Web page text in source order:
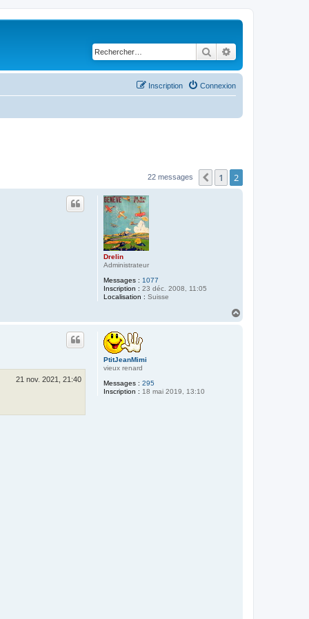
Rechercher
Connexion
Inscription
22 messages Précédent
1 2
Drelin
Administrateur
Messages : 1077
Inscription : 23 déc. 2008, 11:05
Localisation : Suisse
PtitJeanMimi
vieux renard
Messages : 295
Inscription : 18 mai 2019, 13:10
21 nov. 2021, 21:40